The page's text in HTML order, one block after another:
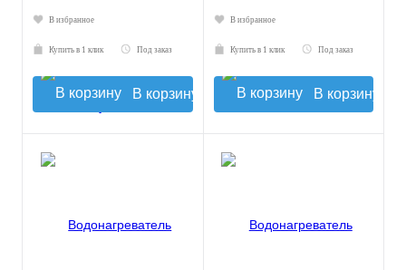
В избранное
Купить в 1 клик Под заказ
В корзину
В избранное
Купить в 1 клик Под заказ
В корзину